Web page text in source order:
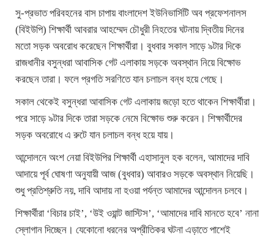
সু-প্রভাত পরিবহনের বাস চাপায় বাংলাদেশ ইউনিভার্সিটি অব প্রফেশনালস
(বিইউপি) শিক্ষার্থী আবরার আহম্মেদ চৌধুরী নিহতের ঘটনায় দ্বিতীয় দিনের
মতো সড়ক অবরোধ করেছেন শিক্ষার্থীরা। বুধবার সকাল সাড়ে ৯টার দিকে
রাজধানীর বসুন্ধরা আবাসিক গেট এলাকায় সড়কে অবস্থান নিয়ে বিক্ষোভ
করছেন তারা। ফলে প্রগতি সরণিতে যান চলাচল বন্ধ হয়ে গেছে।
সকাল থেকেই বসুন্ধরা আবাসিক গেট এলাকায় জড়ো হতে থাকেন শিক্ষার্থীরা।
পরে সাড়ে ৯টার দিকে তারা সড়কে নেমে বিক্ষোভ শুরু করেন। শিক্ষার্থীদের
সড়ক অবরোধে এ রুটে যান চলাচল বন্ধ হয়ে যায়।
আন্দোলনে অংশ নেয়া বিইউপির শিক্ষার্থী এহাসানুল হক বলেন, আমাদের দাবি
আদায়ে পূর্ব ঘোষণা অনুযায়ী আজ (বুধবার) আবারও সড়কে অবস্থান নিয়েছি।
শুধু প্রতিশ্রুতি নয়, দাবি আদায় না হওয়া পর্যন্ত আমাদের আন্দোলন চলবে।
শিক্ষার্থীরা ‘বিচার চাই’, ‘উই ওয়ান্ট জাস্টিস’, ‘আমাদের দাবি মানতে হবে’ নানা
স্লোগান দিচ্ছেন। যেকোনো ধরনের অপ্রীতিকর ঘটনা এড়াতে পাশেই